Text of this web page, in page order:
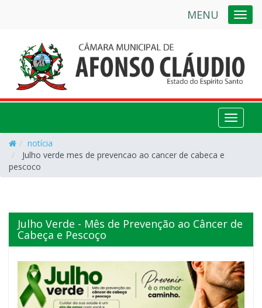
MENU
notícia
Julho verde mes de prevencao ao cancer de cabeca e
pescoco
Julho Verde - Mês de Prevenção ao Câncer de
Cabeça e Pescoço